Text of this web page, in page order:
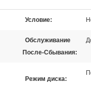
Условие:
Обслуживание
После-Сбывания:
Режим диска: